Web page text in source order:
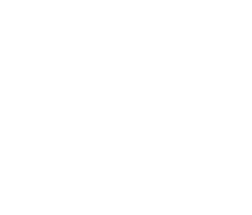
álbum «Snowdrop» [vídeo-clip]